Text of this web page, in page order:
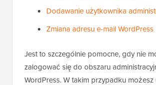
Jest to szczególnie pomocne, gdy nie
zalogować się do obszaru